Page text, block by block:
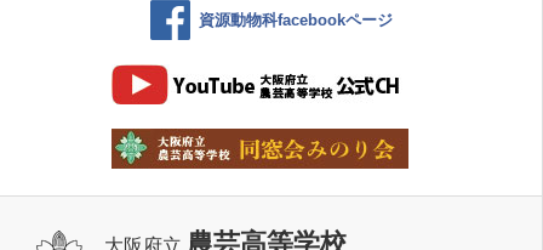
資源動物科facebookページ
大阪府立 農芸高等学校